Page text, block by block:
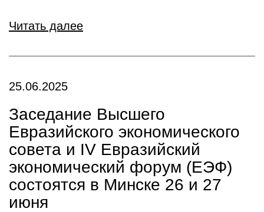
Читать далее
25.06.2025
Заседание Высшего
Евразийского экономического
совета и IV Евразийский
экономический форум (ЕЭФ)
состоятся в Минске 26 и 27
июня